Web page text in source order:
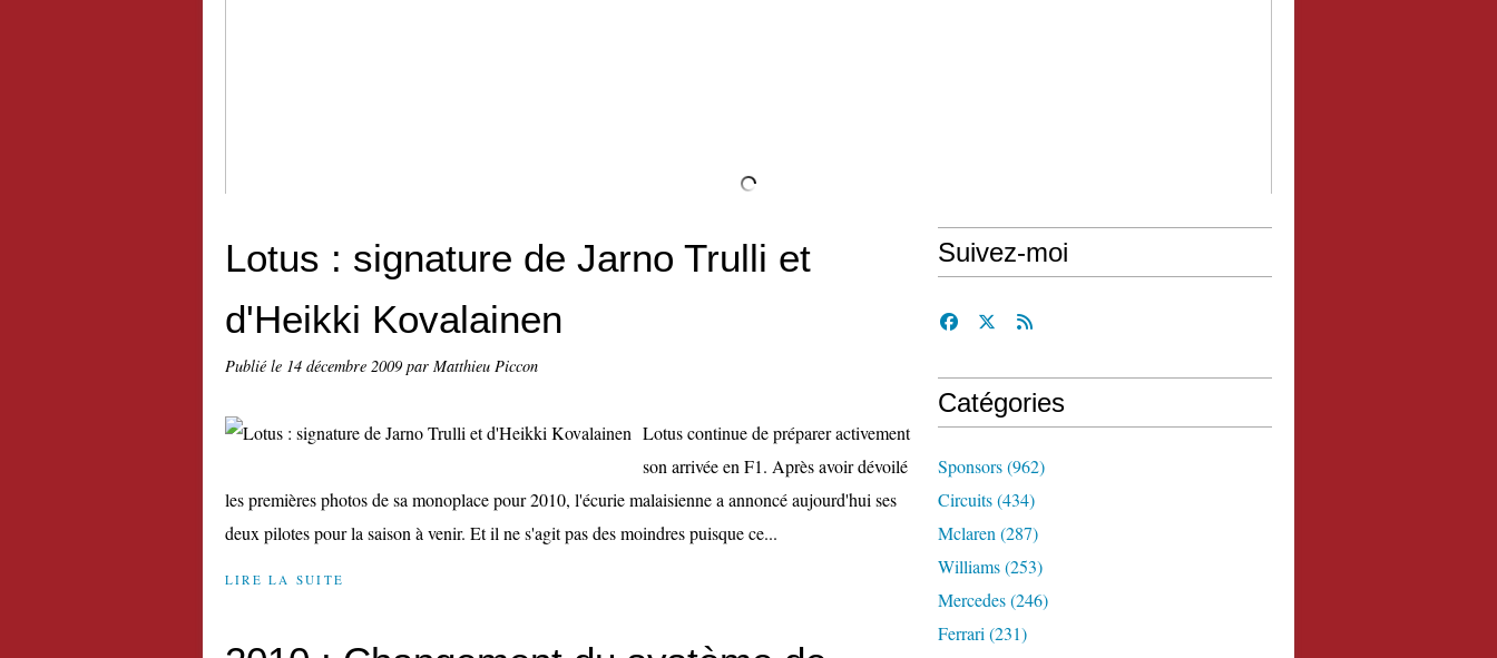
Lotus : signature de Jarno Trulli et
d'Heikki Kovalainen
Publié le 14 décembre 2009 par Matthieu Piccon
Lotus continue de préparer activement
son arrivée en F1. Après avoir dévoilé
les premières photos de sa monoplace pour 2010, l'écurie malaisienne a annoncé aujourd'hui ses
deux pilotes pour la saison à venir. Et il ne s'agit pas des moindres puisque ce...
LIRE LA SUITE
Suivez-moi
Catégories
Sponsors(962)
Circuits(434)
Mclaren (287)
Williams(253)
Mercedes(246)
Ferrari (231)